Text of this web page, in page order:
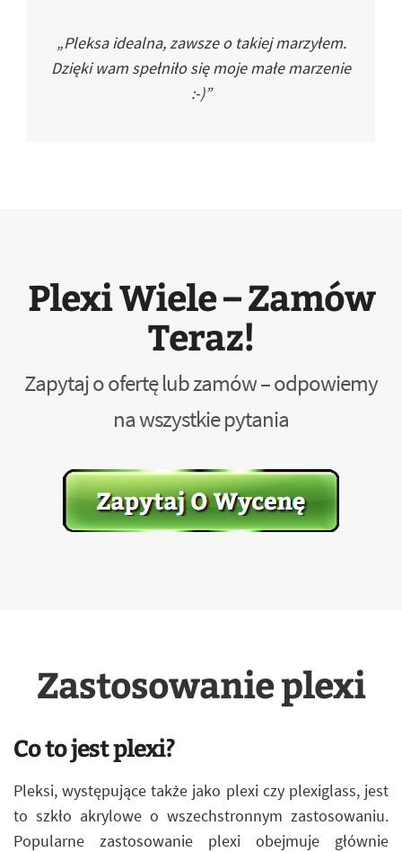
„Pleksa idealna, zawsze o takiej marzyłem.
Dzięki wam spełniło się moje małe marzenie
:-)”
Plexi Wiele – Zamów
Teraz!
Zapytaj o ofertę lub zamów – odpowiemy
na wszystkie pytania
Zastosowanie plexi
Co to jest plexi?
Pleksi, występujące także jako plexi czy plexiglass, jest
to szkło akrylowe o wszechstronnym zastosowaniu.
Popularne zastosowanie plexi obejmuje głównie